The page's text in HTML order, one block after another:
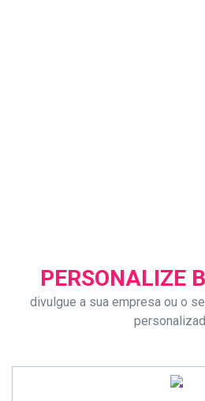
PERSONALIZE
divulgue a sua empresa ou o